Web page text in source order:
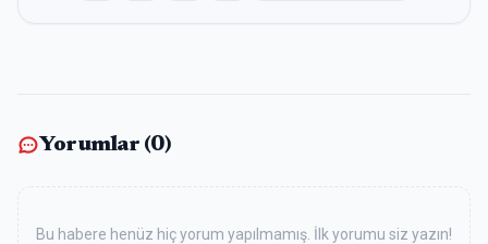
Yorumlar (0)
Bu habere henüz hiç yorum yapılmamış. İlk yorumu siz yazın!